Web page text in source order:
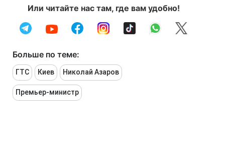
Или читайте нас там, где вам удобно!
Больше по теме:
ГТС Киев Николай Азаров
Премьер-министр